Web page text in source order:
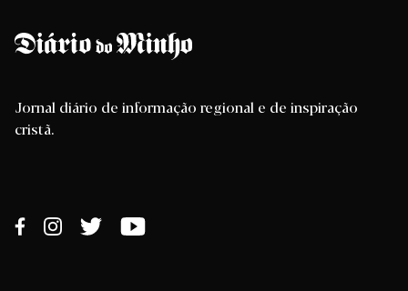
Jornal diário de informação regional e de inspiração
cristã.